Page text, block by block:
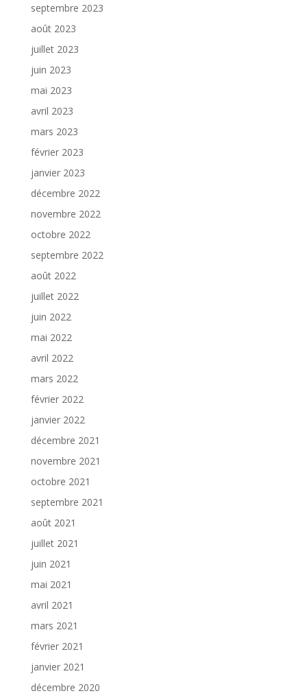
septembre 2023
août 2023
juillet 2023
juin 2023
mai 2023
avril 2023
mars 2023
février 2023
janvier 2023
décembre 2022
novembre 2022
octobre 2022
septembre 2022
août 2022
juillet 2022
juin 2022
mai 2022
avril 2022
mars 2022
février 2022
janvier 2022
décembre 2021
novembre 2021
octobre 2021
septembre 2021
août 2021
juillet 2021
juin 2021
mai 2021
avril 2021
mars 2021
février 2021
janvier 2021
décembre 2020